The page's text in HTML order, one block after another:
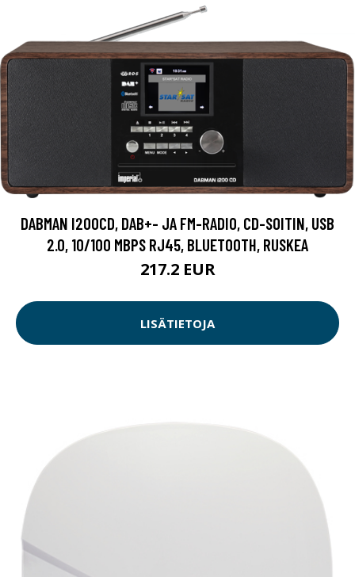
DABMAN I200CD, DAB+- JA FM-RADIO, CD-SOITIN, USB
2.0, 10/100 MBPS RJ45, BLUETOOTH, RUSKEA
217.2 EUR
LISÄTIETOJA